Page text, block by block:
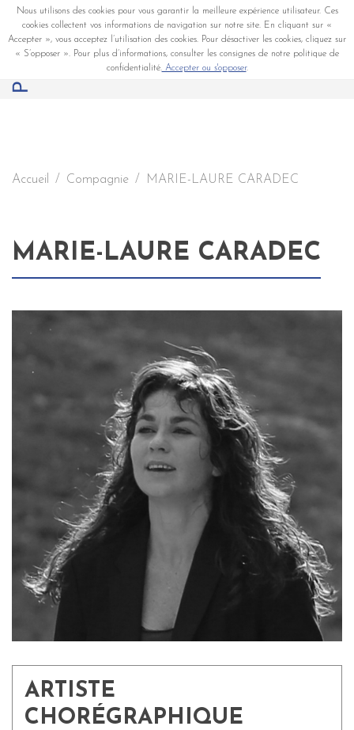
Nous utilisons des cookies pour vous garantir la meilleure expérience utilisateur. Ces
cookies collectent vos informations de navigation sur notre site. En cliquant sur «
Accepter », vous acceptez l’utilisation des cookies. Pour désactiver les cookies, cliquez sur
« S’opposer ». Pour plus d’informations, consulter les consignes de notre politique de
confidentialité.Accepter ou s'opposer.
Accueil Compagnie MARIE-LAURE CARADEC
MARIE-LAURE CARADEC
ARTISTE
CHORÉGRAPHIQUE